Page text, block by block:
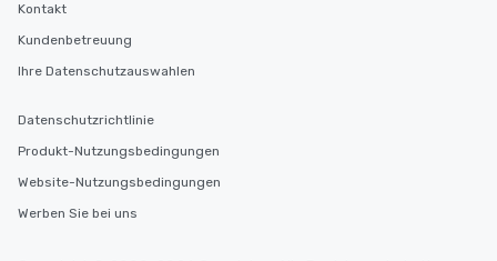
Kontakt
Kundenbetreuung
Ihre Datenschutzauswahlen
Datenschutzrichtlinie
Produkt-Nutzungsbedingungen
Website-Nutzungsbedingungen
Werben Sie bei uns